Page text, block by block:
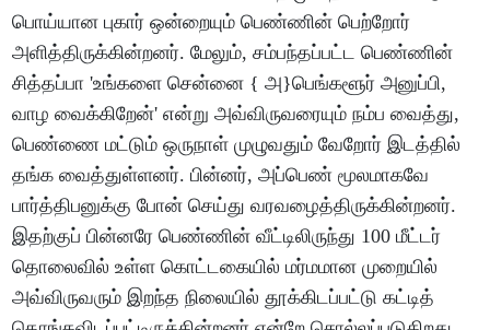
பொய்யான புகார் ஒன்றையும் பெண்ணின் பெற்றோர்
அளித்திருக்கின்றனர். மேலும், சம்பந்தப்பட்ட பெண்ணின்
சித்தப்பா 'உங்களை சென்னை { அ}பெங்களூர் அனுப்பி,
வாழ வைக்கிறேன்' என்று அவ்விருவரையும் நம்ப வைத்து,
பெண்ணை மட்டும் ஒருநாள் முழுவதும் வேறோர் இடத்தில்
தங்க வைத்துள்ளனர். பின்னர், அப்பெண் மூலமாகவே
பார்த்திபனுக்கு போன் செய்து வரவழைத்திருக்கின்றனர்.
இதற்குப் பின்னரே பெண்ணின் வீட்டிலிருந்து 100 மீட்டர்
தொலைவில் உள்ள கொட்டகையில் மர்மமான முறையில்
அவ்விருவரும் இறந்த நிலையில் தூக்கிடப்பட்டு கட்டித்